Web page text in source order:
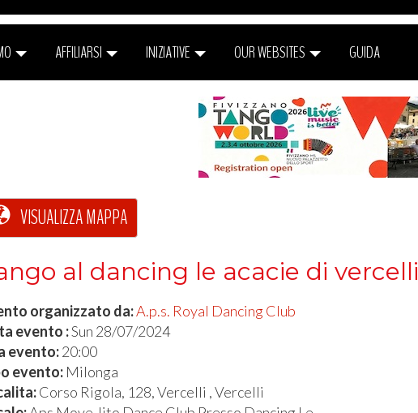
AFFILIARSI INIZIATIVE OUR WEBSITES GUIDA
VISUALIZZA MAPPA
al dancing le acacie di vercelli
organizzato da:A.p.s. Royal Dancing Club
evento :Sun 28/07/2024
evento:20:00
evento: Milonga
Corso Rigola, 128, Vercelli , Vercelli